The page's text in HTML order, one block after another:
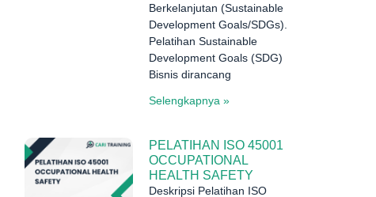
Berkelanjutan (Sustainable
Development Goals/SDGs).
Pelatihan Sustainable
Development Goals (SDG)
Bisnis dirancang
Selengkapnya »
PELATIHAN ISO 45001
OCCUPATIONAL
HEALTH SAFETY
Deskripsi Pelatihan ISO